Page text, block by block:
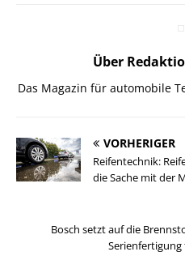
Über
Das Magazin für automobile
VORHERIGER
Reifentechnik:
die Sache mit der
Bosch setzt auf die
Serienfertigung